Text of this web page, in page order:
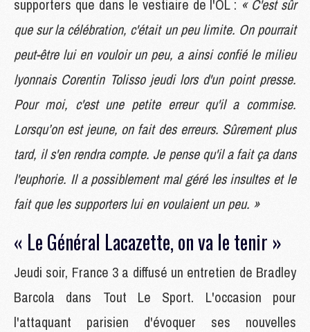
supporters que dans le vestiaire de l'OL : « C'est sûr
que sur la célébration, c'était un peu limite. On pourrait
peut-être lui en vouloir un peu, a ainsi confié le milieu
lyonnais Corentin Tolisso jeudi lors d'un point presse.
Pour moi, c'est une petite erreur qu'il a commise.
Lorsqu’on est jeune, on fait des erreurs. Sûrement plus
tard, il s'en rendra compte. Je pense qu'il a fait ça dans
l'euphorie. Il a possiblement mal géré les insultes et le
fait que les supporters lui en voulaient un peu. »
« Le Général Lacazette, on va le tenir »
Jeudi soir, France 3 a diffusé un entretien de Bradley
Barcola dans Tout Le Sport. L'occasion pour
l'attaquant parisien d'évoquer ses nouvelles